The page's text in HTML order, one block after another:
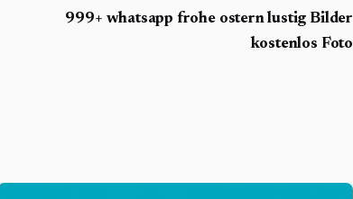
999+ whatsapp frohe ostern lustig Bilder
kostenlos Foto